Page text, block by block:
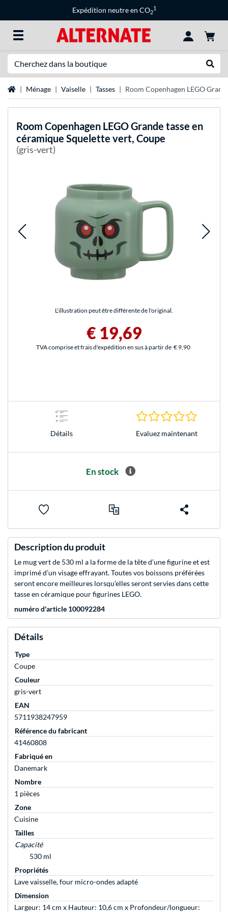
Expédition neutre en CO2
1
Page d'accueil
Ménage Vaiselle Tasses Room Copenhagen LEGO
Room Copenhagen LEGO Grande tasse en
céramique Squelette vert, Coupe
(gris-vert)
L'illustration peut être différente de l'original.
€ 19,69
TVA comprise et frais d'expédition en sus à partir de € 9,90
Détails Evaluez maintenant
En stock
Description du produit
Le mug vert de 530 ml a la forme de la tête d’une figurine et est
imprimé d’un visage effrayant. Toutes vos boissons préférées
seront encore meilleures lorsqu’elles seront servies dans cette
tasse en céramique pour figurines LEGO.
numéro d'article 100092284
Détails
Type
Coupe
Couleur
gris-vert
EAN
5711938247959
Référence du fabricant
41460808
Fabriqué en
Danemark
Nombre
1 pièces
Zone
Cuisine
Tailles
Capacité
530 ml
Propriétés
Lave vaisselle, four micro-ondes adapté
Dimension
Largeur: 14 cm x Hauteur: 10,6 cm x Profondeur/longueur: